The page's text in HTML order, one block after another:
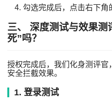
勾选完成后，点击右下角
三、 深度测试与效果测
死”吗？
授权完成后，我们化身测评官
安全拦截效果。
1. 登录测试